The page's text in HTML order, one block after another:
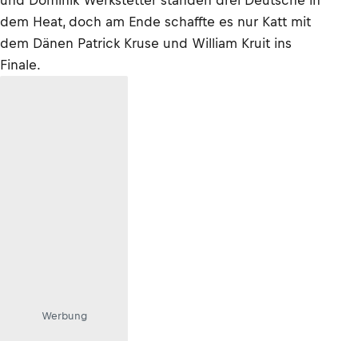
dem Heat, doch am Ende schaffte es nur Katt mit
dem Dänen Patrick Kruse und William Kruit ins
Finale.
Werbung